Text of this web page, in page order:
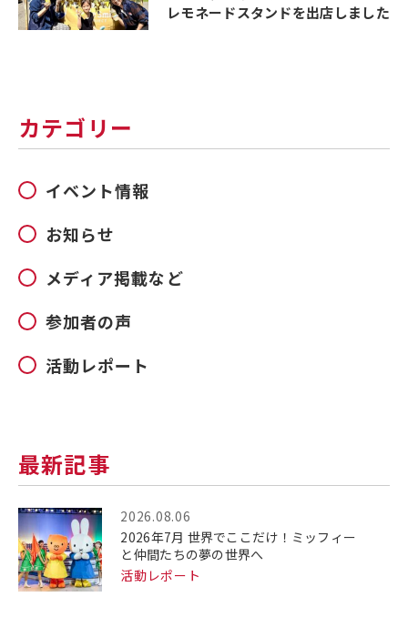
レモネードスタンドを出店しました
カテゴリー
イベント情報
お知らせ
メディア掲載など
参加者の声
活動レポート
最新記事
2026.08.06
2026年7月 世界でここだけ！ミッフィー
と仲間たちの夢の世界へ
活動レポート